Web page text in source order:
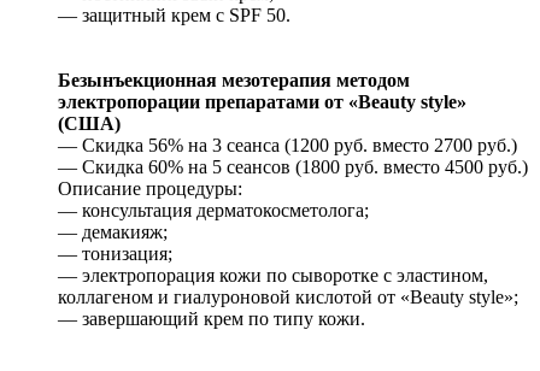
— защитный крем с SPF 50.
Безынъекционная мезотерапия методом
электропорации препаратами от «Beauty style»
(США)
— Скидка 56% на 3 сеанса (1200 руб. вместо 2700 руб.)
— Скидка 60% на 5 сеансов (1800 руб. вместо 4500 руб.)
Описание процедуры:
— консультация дерматокосметолога;
— демакияж;
— тонизация;
— электропорация кожи по сыворотке с эластином,
коллагеном и гиалуроновой кислотой от «Beauty style»;
— завершающий крем по типу кожи.